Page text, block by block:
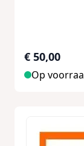
€ 50,00
Op